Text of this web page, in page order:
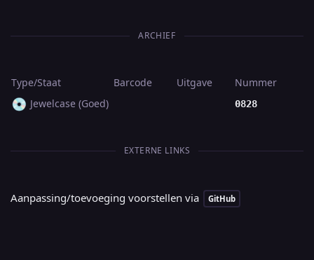
ARCHIEF
Type/Staat Barcode Uitgave Nummer
💿 Jewelcase (Goed) 0828
EXTERNE LINKS
Aanpassing/toevoeging voorstellen via GitHub